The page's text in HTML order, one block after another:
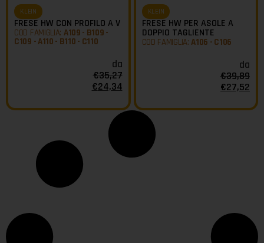
KLEIN
FRESE HW CON PROFILO A V
COD FAMIGLIA: A109 - B109 -
C109 - A110 - B110 - C110
da
€35,27
€24,34
KLEIN
FRESE HW PER ASOLE A
DOPPIO TAGLIENTE
COD FAMIGLIA:A106 - C106
da
€39,89
€27,52